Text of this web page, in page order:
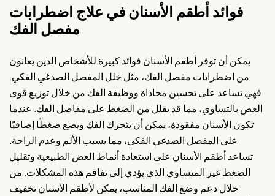
فوائد أطقم الأسنان في علاج اضطرابات
مفصل الفك
يمكن أن توفر أطقم الأسنان فوائد كبيرة للأشخاص الذين يعانون
من اضطرابات مفصل الفك، مثل خلل المفصل الصدغي الفكي.
فهي تساعد على تحسين محاذاة ووظيفة الفك من خلال توزيع قوى
العض بالتساوي، مما قد يقلل من الضغط على مفاصل الفك. عندما
تكون الأسنان مفقودة، يمكن أن يتحرك الفك ويضع ضغطًا إضافيًا
على المفصل الصدغي الفكي، مما يسبب الألم وعدم الراحة.
تساعد أطقم الأسنان على استعادة أنماط العض الطبيعية وتقليل
الضغط غير المتساوي الذي يؤدي إلى تفاقم هذه المشكلات. من
خلال دعم وضع الفك المناسب، يمكن لأطقم الأسنان تخفيف